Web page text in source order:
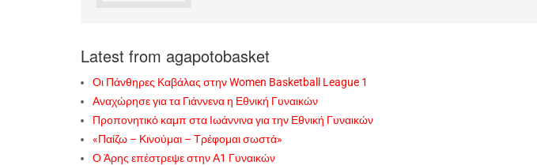
Latest from agapotobasket
Οι Πάνθηρες Καβάλας στην Women Basketball League 1
Αναχώρησε για τα Γιάννενα η Εθνική Γυναικών
Προπονητικό καμπ στα Ιωάννινα για την Εθνική Γυναικών
«Παίζω – Κινούμαι – Τρέφομαι σωστά»
Ο Άρης επέστρεψε στην Α1 Γυναικών